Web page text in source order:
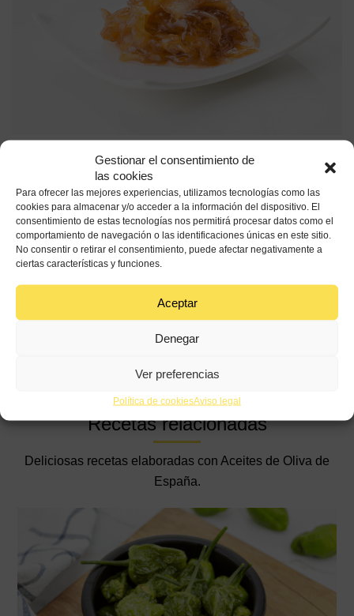
Gestionar el consentimiento de
las cookies
Para ofrecer las mejores experiencias, utilizamos tecnologías como las
cookies para almacenar y/o acceder a la información del dispositivo. El
consentimiento de estas tecnologías nos permitirá procesar datos como el
comportamiento de navegación o las identificaciones únicas en este sitio.
No consentir o retirar el consentimiento, puede afectar negativamente a
ciertas características y funciones.
Aceptar
Denegar
Ver preferencias
Política de cookiesAviso legal
Fuente: Daniel Olivella
15 min Baja
Ingredientes
1 tazaaceite de oliva virgen extra de España
Recetas relacionadas
Deliciosas recetas elaboradas con Aceites de Oliva de
España.